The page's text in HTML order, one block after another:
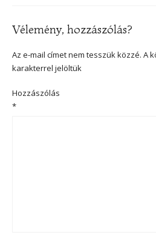
Vélemény, hozzászólás?
Az e-mail címet nem tesszük közzé. A
karakterrel jelöltük
Hozzászólás
*